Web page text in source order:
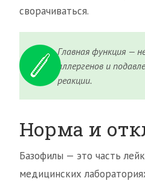
сворачиваться.
Главная функция —
аллергенов и
реакции.
Норма и
Базофилы — это часть
медицинских